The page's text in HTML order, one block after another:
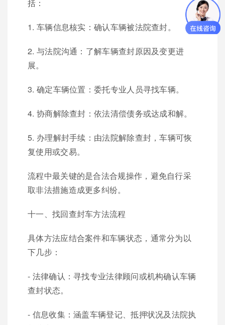
括：
1. 车辆信息核实：确认车辆被法院查封。
2. 与法院沟通：了解车辆查封原因及变更进
展。
3. 确定车辆位置：委托专业人员寻找车辆。
4. 协商解除查封：依法清偿债务或达成和解。
5. 办理解封手续：由法院解除查封，车辆可恢
复使用或交易。
流程中最关键的是合法合规操作，避免自行采
取非法措施造成更多纠纷。
十一、找回查封车方法流程
具体方法应结合案件和车辆状态，通常分为以
下几步：
- 法律确认：寻找专业法律顾问或机构确认车辆
查封状态。
- 信息收集：涵盖车辆登记、抵押状况及法院执